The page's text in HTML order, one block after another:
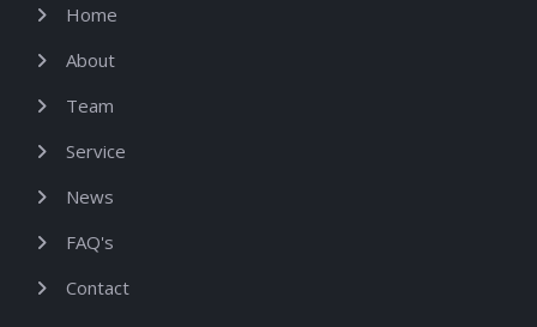
Home
About
Team
Service
News
FAQ's
Contact